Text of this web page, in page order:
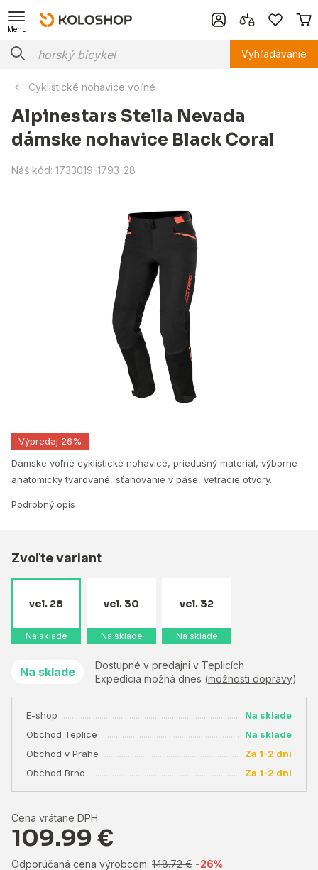
Menu
Vyhľadávanie
Cyklistické nohavice voľné
Alpinestars Stella Nevada
dámske nohavice Black Coral
Náš kód: 1733019-1793-28
Výpredaj 26%
Dámske voľné cyklistické nohavice, priedušný materiál, výborne
anatomicky tvarované, sťahovanie v páse, vetracie otvory.
Podrobný opis
Zvoľte variant
vel. 28
Na sklade
vel. 30
Na sklade
vel. 32
Na sklade
Na sklade
Dostupné v predajni v Teplicích
Expedícia možná dnes (možnosti dopravy)
E-shop
Na sklade
Obchod Teplice
Na sklade
Obchod v Prahe
Za 1-2 dni
Obchod Brno
Za 1-2 dni
Cena vrátane DPH
109.99 €
Odporúčaná cena výrobcom: 148.72 € -26%